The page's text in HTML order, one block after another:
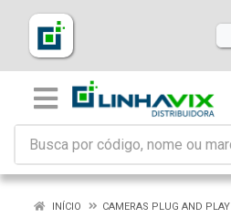
INÍCIO
CAMERAS PLUG AND PLAY